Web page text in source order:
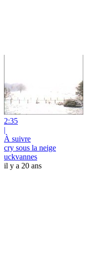
2:35
|
À suivre
cry sous la neige
uckvannes
il y a 20 ans